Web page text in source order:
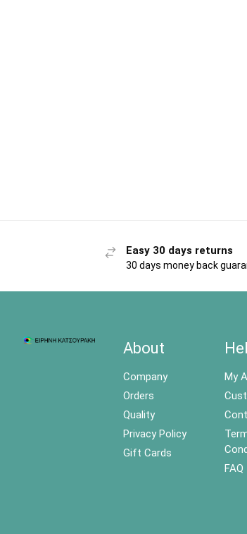
Easy 30 days returns
30 days money back
About
Company
Orders
Quality
Privacy Policy
Gift Cards
My
FAQ